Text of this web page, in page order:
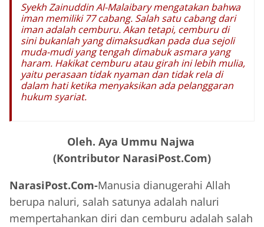
Syekh Zainuddin Al-Malaibary mengatakan bahwa
iman memiliki 77 cabang. Salah satu cabang dari
iman adalah cemburu. Akan tetapi, cemburu di
sini bukanlah yang dimaksudkan pada dua sejoli
muda-mudi yang tengah dimabuk asmara yang
haram. Hakikat cemburu atau girah ini lebih mulia,
yaitu perasaan tidak nyaman dan tidak rela di
dalam hati ketika menyaksikan ada pelanggaran
hukum syariat.
Oleh. Aya Ummu Najwa
(Kontributor NarasiPost.Com)
NarasiPost.Com-Manusia dianugerahi Allah
berupa naluri, salah satunya adalah naluri
mempertahankan diri dan cemburu adalah salah